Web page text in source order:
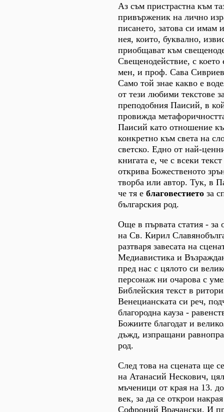
Аз съм пристрастна към
привърженик на лично
писането, затова си имам
нея, които, буквално,
приобщават към
Свещенодействие, с което
мен, и проф. Сава Сивриев
Само той знае какво е
от тези любими текстове
преподобния Паисий, в
провижда
Паисий като отношение
конкретно към света на
светско. Едно от най-
книгата е, че с всеки
открива Божественото
творба или автор. Тук, в
че тя е благовестието за
българския род.
Още в първата статия - за
на Св. Кирил
разтваря завесата на
Медиавистика и
пред нас с цялото си
персонаж ни очарова с
Библейския текст в
Венецианската си реч,
благородна кауза -
Божиите благодат и
дъжд, изпращани
род.
След това на сцената ще
на Атанасий Нескович,
мъченици от края на 13.
век, за да се открои
Софроний Врачански. И